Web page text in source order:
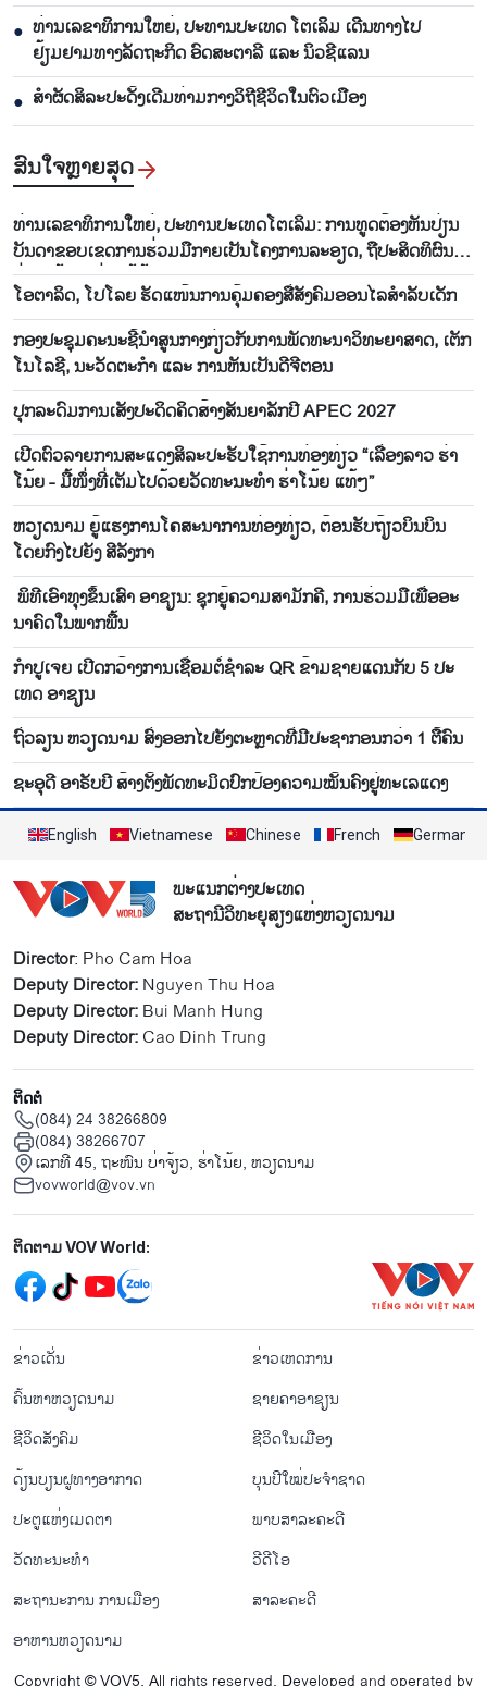
● ທ່ານເລຂາທິການໃຫຍ່, ປະທານປະເທດ ໂຕເລິມ ເດີນທາງໄປ
ຢ້ຽມຢາມທາງລັດຖະກິດ ອົດສະຕາລີ ແລະ ນິວຊີແລນ
● ສຳຜັດສິລະປະດັ້ງເດີມທ່າມກາງວິຖີຊີວິດໃນຕົວເມືອງ
ສົນ​ໃຈ​ຫຼາຍ​ສຸດ
ທ່ານ​ເລ​ຂາ​ທິ​ການ​ໃຫຍ່, ປະ​ທານ​ປະ​ເທດ​ໂຕ​ເລິມ: ການ​ທູດ​ຕ້ອງ​ຫັນ​ປ່ຽນ​
ບັນ​ດາ​ຂອບ​ເຂດ​ການ​ຮ່ວມ​ມື​ກາຍ​ເປັນ​ໂຄງ​ການ​ລະ​ອຽດ​, ຖື​ປະ​ສິດ​ທິ​ຜົນ​
ຢ່າງ​ແທ້​ຈິງ​ແມ່ນ​ໄມ້ຫຼ້າ​ວັດ​ແທກ
ໂອ​ຕາ​ລິດ, ໂປ​ໂລຍ ຮັດ​ແໜ້ນ​ການ​ຄຸ້ມ​ຄອງ​ສື່​ສັງ​ຄົມ​ອອນ​ໄລ​ສຳ​ລັບ​ເດັກ
ກອງປະຊຸມຄະນະຊີ້ນຳສູນກາງກ່ຽວກັບການພັດທະນາວິທະຍາສາດ, ເຕັກ
ໂນໂລຊີ, ນະວັດຕະກຳ ແລະ ການຫັນເປັນດີຈີຕອນ
ປຸກ​ລະ​ດົມ​ການ​ເສັງ​ປະ​ດິດ​ຄິດ​ສ້າງສັນ​ຍາ​ລັກ​ປີ APEC 2027
ເປີດ​ຕົວ​ລາຍ​ການ​ສະ​ແດງ​ສິ​ລະ​ປະ​ຮັບ​ໃຊ້​ການ​ທ່ອງ​ທ່ຽວ “ເລື່ອງ​ລາວ ຮ່າ​
ໂນ້ຍ - ມື້​ໜຶ່ງ​ທີ່​ເຕັມ​ໄປ​ດ້ວຍ​ວັດ​ທະ​ນະ​ທໍ​າ ຮ່າ​ໂນ້ຍ ແທ້ໆ”
ຫວຽດ​ນາມ ຍູ້​ແຮງ​ການ​ໂຄ​ສະ​ນາ​ການ​ທ່ອງ​ທ່ຽວ, ຕ້ອນ​ຮັບ​ຖ້ຽວ​ບິນ​ບິນ​
ໂດຍ​ກົງ​ໄປ​ຍັງ ສີ​ລັງ​ກາ
ພິ​ທີ​ເອົາ​ທຸງ​ຂຶ້ນ​ເສົາ ອາ​ຊຽນ: ຊຸກ​ຍູ້​ຄວາມ​ສາ​ມັ​ກ​ຄີ, ການ​ຮ່ວມ​ມື​ເພື່ອ​ອະ​
ນາ​ຄົດ​ໃນ​ພາກ​ພື້ນ
ກຳ​ປູ​ເຈຍ ​ເປີດກວ້າງ​ການ​ເຊື່ອມ​ຕໍ່​ຊຳ​ລະ QR ຂ້າມ​ຊາຍ​ແດນ​ກັບ 5 ປະ​
ເທດ ອາ​ຊຽນ
ຖົ່ວ​ລຽນ ຫວຽດ​ນາມ ສົ່ງ​ອອກ​ໄປ​ຍັງ​ຕະຫຼາດ​ທີ່​ມີ​ປະ​ຊາ​ກອນກວ່າ 1 ຕື້​ຄົນ
ຊະອຸດີ ອາຣັບບີ ສ້າງຕັ້ງພັດທະມິດປົກປ້ອງຄວາມໝັ້ນຄົງຢູ່ທະເລແດງ
English Vietnamese Chinese French German
ພະແນກຕ່າງປະເທດ
ສະຖານີວິທະຍຸສຽງແຫ່ງຫວຽດນາມ
Director: Pho Cam Hoa
Deputy Director:Nguyen Thu Hoa
Deputy Director:Bui Manh Hung
Deputy Director:Cao Dinh Trung
ຕິດຕໍ່
(084) 24 38266809
(084) 38266707
ເລກທີ 45, ຖະໜົນ ບ່າ​ຈ້ຽວ, ຮ່າ​ໂນ້ຍ, ຫວຽດນາມ
vovworld@vov.vn
Mạng xã hội
ຕິດຕາມ VOV World:
menu footer tiếng Lào
ຂ່າວເດັ່ນ
ຂ່າວເຫດການ
ຄົ້ນຫາຫວຽດນາມ
ຊາຍຄາອາຊຽນ
ຊີ​ວິດ​ສັງ​ຄົມ
ຊີ​ວິດ​ໃນ​ເມືອງ
ດ້ຽນບຽນ​ຝູທາງ​ອາກາດ
ບຸນປີໃໝ່ປະຈຳຊາດ
ປະຕູແຫ່ງເມດຕາ
ພາບສາລະຄະດີ
ວັດທະນະທໍາ
ວີດີໂອ
ສະຖານະການ ການເມືອງ
ສາລະຄະດີ
ອາຫານຫວຽດນາມ